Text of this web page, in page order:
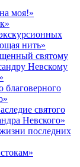
моя!»
нить»
святому
Невскому
благоверного
святого
Невского»
последних